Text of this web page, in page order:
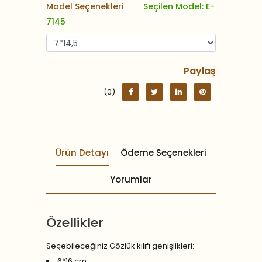
Model Seçenekleri
Seçilen Model: E-
7145
Paylaş
(0)
Ürün Detayı Ödeme Seçenekleri
Yorumlar
Özellikler
Seçebileceğiniz Gözlük kılıfı genişlikleri: